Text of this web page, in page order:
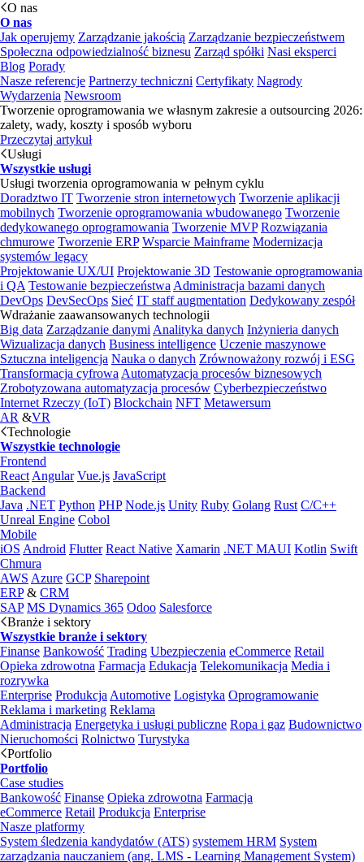
O nas
O nas
Jak operujemy Zarządzanie jakością Zarządzanie bezpieczeństwem
Społeczna odpowiedzialność biznesu Zarząd spółki Nasi eksperci
Blog Porady
Nasze referencje Partnerzy techniczni Certyfikaty Nagrody
Wydarzenia Newsroom
Tworzenie oprogramowania we własnym zakresie a outsourcing 2026:
zalety, wady, koszty i sposób wyboru
Przeczytaj artykuł
Usługi
Wszystkie usługi
Usługi tworzenia oprogramowania w pełnym cyklu
Doradztwo IT Tworzenie stron internetowych Tworzenie aplikacji
mobilnych Tworzenie oprogramowania wbudowanego Tworzenie
dedykowanego oprogramowania Tworzenie MVP Rozwiązania
chmurowe Tworzenie ERP Wsparcie Mainframe Modernizacja
systemów legacy
Projektowanie UX/UI Projektowanie 3D Testowanie oprogramowania
i QA Testowanie bezpieczeństwa Administracja bazami danych
DevOps DevSecOps Sieć IT staff augmentation Dedykowany zespół
Wdrażanie zaawansowanych technologii
Big data Zarządzanie danymi Analityka danych Inżynieria danych
Wizualizacja danych Business intelligence Uczenie maszynowe
Sztuczna inteligencja Nauka o danych Zrównoważony rozwój i ESG
Transformacja cyfrowa Automatyzacja procesów biznesowych
Zrobotyzowana automatyzacja procesów Cyberbezpieczeństwo
Internet Rzeczy (IoT) Blockchain NFT Metawersum
AR &VR
Technologie
Wszystkie technologie
Frontend
React Angular Vue.js JavaScript
Backend
Java .NET Python PHP Node.js Unity Ruby Golang Rust C/C++
Unreal Engine Cobol
Mobile
iOS Android Flutter React Native Xamarin .NET MAUI Kotlin Swift
Chmura
AWS Azure GCP Sharepoint
ERP& CRM
SAP MS Dynamics 365 Odoo Salesforce
Branże i sektory
Wszystkie branże i sektory
Finanse Bankowość Trading Ubezpieczenia eCommerce Retail
Opieka zdrowotna Farmacja Edukacja Telekomunikacja Media i
rozrywka
Enterprise Produkcja Automotive Logistyka Oprogramowanie
Reklama i marketing Reklama
Administracja Energetyka i usługi publiczne Ropa i gaz Budownictwo
Nieruchomości Rolnictwo Turystyka
Portfolio
Portfolio
Case studies
Bankowość Finanse Opieka zdrowotna Farmacja
eCommerce Retail Produkcja Enterprise
Nasze platformy
System śledzenia kandydatów (ATS) systemem HRM System
zarządzania nauczaniem (ang. LMS - Learning Management System)